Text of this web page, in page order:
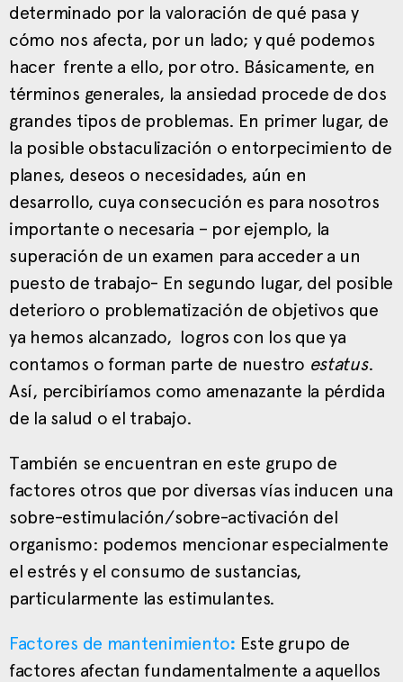
determinado por la valoración de qué pasa y
cómo nos afecta, por un lado; y qué podemos
hacer frente a ello, por otro. Básicamente, en
términos generales, la ansiedad procede de dos
grandes tipos de problemas. En primer lugar, de
la posible obstaculización o entorpecimiento de
planes, deseos o necesidades, aún en
desarrollo, cuya consecución es para nosotros
importante o necesaria – por ejemplo, la
superación de un examen para acceder a un
puesto de trabajo- En segundo lugar, del posible
deterioro o problematización de objetivos que
ya hemos alcanzado, logros con los que ya
contamos o forman parte de nuestro estatus.
Así, percibiríamos como amenazante la pérdida
de la salud o el trabajo.
También se encuentran en este grupo de
factores otros que por diversas vías inducen una
sobre-estimulación/sobre-activación del
organismo: podemos mencionar especialmente
el estrés y el consumo de sustancias,
particularmente las estimulantes.
Factores de mantenimiento: Este grupo de
factores afectan fundamentalmente a aquellos